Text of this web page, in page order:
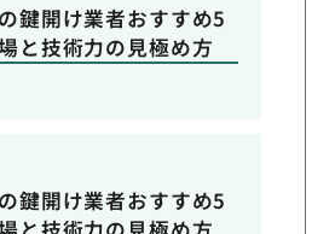
鍵開け業者おすすめ5
と技術力の見極め方
鍵開け業者おすすめ5